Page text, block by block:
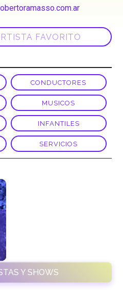
CONDUCTORES
MUSICOS
INFANTILES
SERVICIOS
Y SHOWS